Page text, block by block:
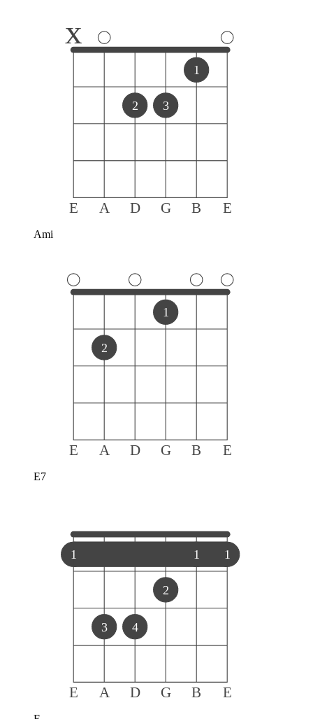
E A D G B E
x
2 3
1
Ami
E A D G B E
2
1
E7
E A D G B E
1 1 1
3 4
2